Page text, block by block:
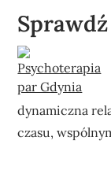
dynamiczna
czasu,